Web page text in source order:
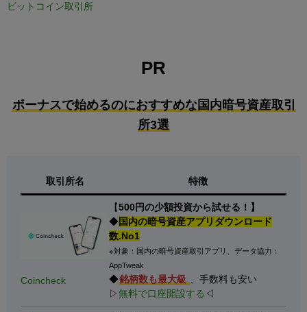
ビットコイン取引所
PR
ボーナスで始めるのにおすすめな国内暗号資産取引
所3選
取引所名 特徴
Coincheck
【500円の少額投資から試せる！】
◆国内の暗号資産アプリダウンロード
数.No1
※対象：国内の暗号資産取引アプリ、データ協力：
AppTweak
◆銘柄数も最大級
、手数料も安い
▷無料で口座開設する ◁